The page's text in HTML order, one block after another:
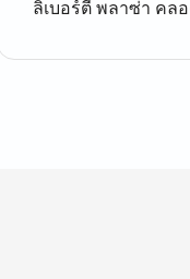
ลิเบอร์ตี้ พลาซ่า คล